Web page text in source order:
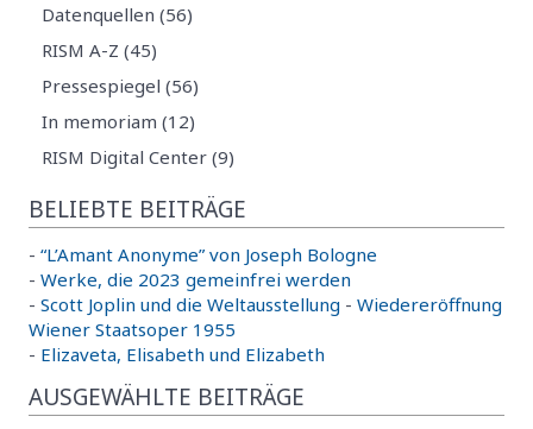
Datenquellen (56)
RISM A-Z (45)
Pressespiegel (56)
In memoriam (12)
RISM Digital Center (9)
BELIEBTE BEITRÄGE
- “L’Amant Anonyme” von Joseph Bologne
- Werke, die 2023 gemeinfrei werden
- Scott Joplin und die Weltausstellung - Wiedereröffnung
Wiener Staatsoper 1955
- Elizaveta, Elisabeth und Elizabeth
AUSGEWÄHLTE BEITRÄGE